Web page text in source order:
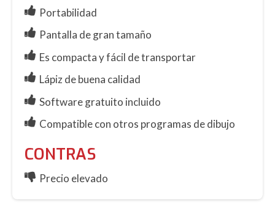
Portabilidad
Pantalla de gran tamaño
Es compacta y fácil de transportar
Lápiz de buena calidad
Software gratuito incluido
Compatible con otros programas de dibujo
CONTRAS
Precio elevado